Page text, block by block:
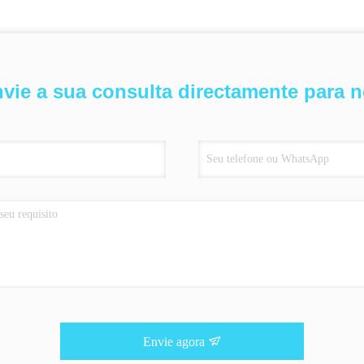
a sua consulta directamente para
Envie agora